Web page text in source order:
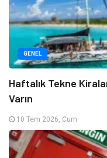
GENEL
Haftalık Tekne
Varın
10 Tem 2026, Cum